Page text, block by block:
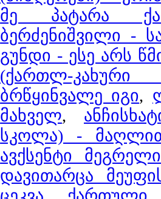
მე პატარა
ბერძენიშვილი -
გუნდი - ესე არს
(ქართლ-
ბრწყინვალე იგი,
მახველ,
სკოლა) -
ავქსენტი
დავითარცა